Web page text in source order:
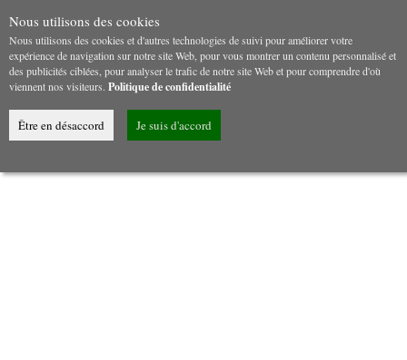
Nous utilisons des cookies
Nous utilisons des cookies et d'autres technologies de suivi pour améliorer votre
expérience de navigation sur notre site Web, pour vous montrer un contenu personnalisé et
des publicités ciblées, pour analyser le trafic de notre site Web et pour comprendre d'où
viennent nos visiteurs. Politique de confidentialité
Être en désaccord Je suis d'accord